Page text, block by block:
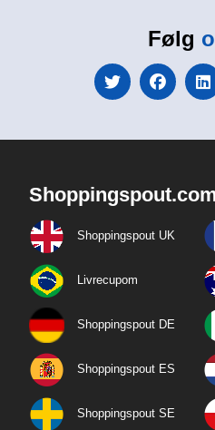
Følg
Shoppingspout UK
Livrecupom
Shoppingspout DE
Shoppingspout ES
Shoppingspout SE